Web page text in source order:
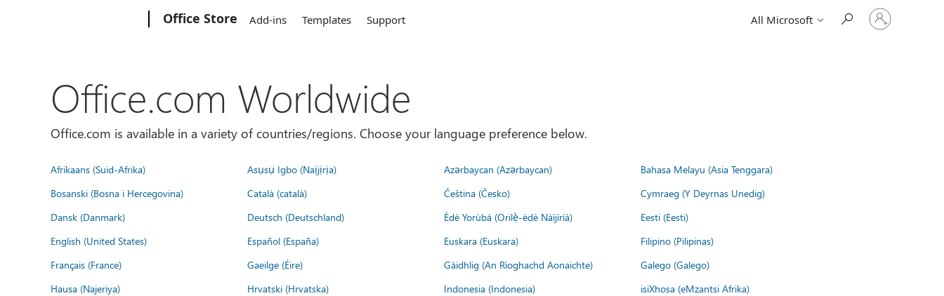
Office Store Add-ins Templates Support All Microsoft
Sign
in
Office.com Worldwide
Office.com is available in a variety of countries/regions. Choose your language preference below.
Afrikaans (Suid-Afrika) Asụsụ Igbo (Naịjịrịa) Azərbaycan (Azərbaycan)
Bahasa Melayu (Asia Tenggara)
Bosanski (Bosna i Hercegovina)
Català (català) Čeština (Česko)
Cymraeg (Y Deyrnas Unedig)
Dansk (Danmark)
Deutsch (Deutschland) Èdè Yorùbá (Orilẹ̀-èdè Nàìjíríà)
Eesti (Eesti)
English (United States)
Español (España) Euskara (Euskara)
Filipino (Pilipinas)
Français (France)
Gaeilge (Éire) Gàidhlig (An Rìoghachd Aonaichte)
Galego (Galego)
Hausa (Najeriya)
Hrvatski (Hrvatska) Indonesia (Indonesia)
isiXhosa (eMzantsi Afrika)